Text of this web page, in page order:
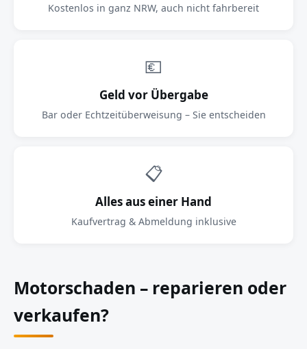
Kostenlos in ganz NRW, auch nicht fahrbereit
💶
Geld vor Übergabe
Bar oder Echtzeitüberweisung – Sie entscheiden
📋
Alles aus einer Hand
Kaufvertrag & Abmeldung inklusive
Motorschaden – reparieren oder
verkaufen?